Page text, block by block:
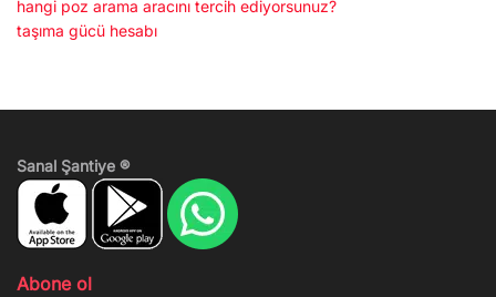
hangi poz arama aracını tercih ediyorsunuz?
taşıma gücü hesabı
Sanal Şantiye ®
Abone ol